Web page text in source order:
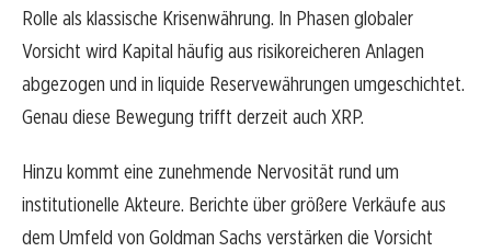
Rolle als klassische Krisenwährung. In Phasen globaler
Vorsicht wird Kapital häufig aus risikoreicheren Anlagen
abgezogen und in liquide Reservewährungen umgeschichtet.
Genau diese Bewegung trifft derzeit auch XRP.
Hinzu kommt eine zunehmende Nervosität rund um
institutionelle Akteure. Berichte über größere Verkäufe aus
dem Umfeld von Goldman Sachs verstärken die Vorsicht